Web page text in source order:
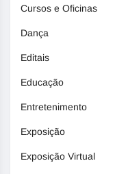
Cursos e Oficinas
Dança
Editais
Educação
Entretenimento
Exposição
Exposição Virtual